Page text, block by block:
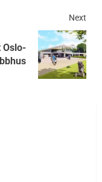
Next
Oslo-